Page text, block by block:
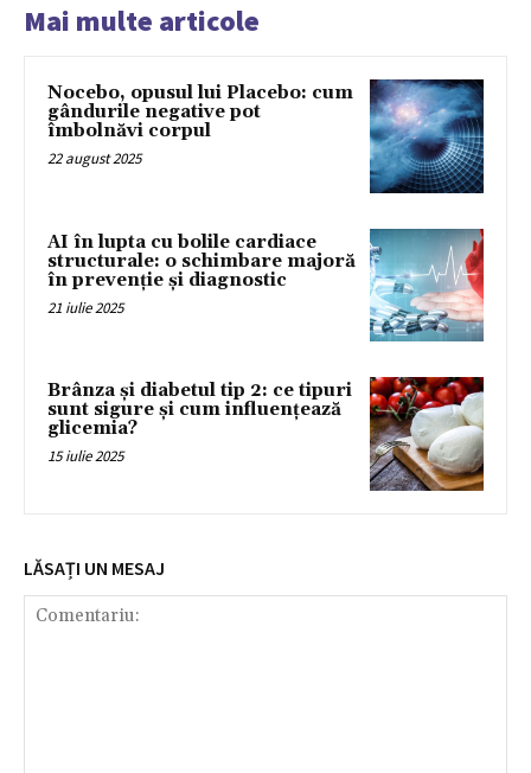
Mai multe articole
Nocebo, opusul lui Placebo: cum
gândurile negative pot
îmbolnăvi corpul
22 august 2025
AI în lupta cu bolile cardiace
structurale: o schimbare majoră
în prevenție și diagnostic
21 iulie 2025
Brânza și diabetul tip 2: ce tipuri
sunt sigure și cum influențează
glicemia?
15 iulie 2025
LĂSAȚI UN MESAJ